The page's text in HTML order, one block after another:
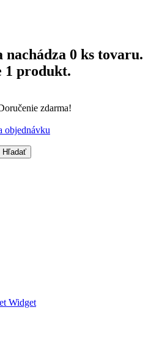
nachádza 0 ks tovaru.
1 produkt.
zdarma!
objednávku
Hľadať
Widget